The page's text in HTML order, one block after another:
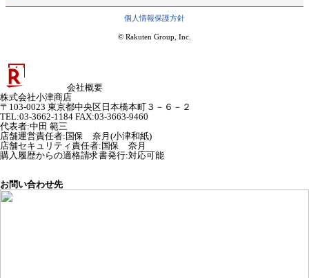
個人情報保護方針
© Rakuten Group, Inc.
会社概要
株式会社小津商店
〒103-0023 東京都中央区日本橋本町３－６－２
TEL:03-3662-1184 FAX:03-3663-9460
代表者:中田 範三
店舗運営責任者: 国保 奈月(小津和紙)
店舗セキュリティ責任者: 国保 奈月
購入履歴からの適格請求書発行:対応可能
お問い合わせ先